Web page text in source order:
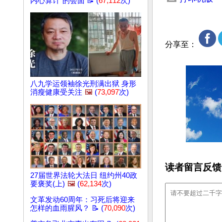
八九学运领袖徐光刑满出狱 身形
消瘦健康受关注 🖼️ (73,097次)
27届世界法轮大法日 纽约州40政
要褒奖(上) 🖼️ (62,134次)
文革发动60周年：习死后将迎来
怎样的血雨腥风？ 📝 (70,090次)
分享至：
读者留言反